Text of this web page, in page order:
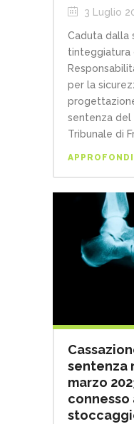
3 Luglio
Caduta dalla
tinteggiatura
per la
sentenza del
Tribunale di
sentenza
marzo
connesso